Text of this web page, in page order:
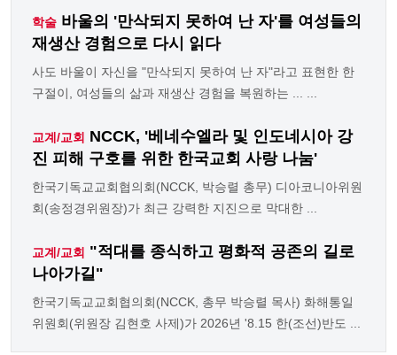
학술 바울의 '만삭되지 못하여 난 자'를 여성들의
재생산 경험으로 다시 읽다
사도 바울이 자신을 "만삭되지 못하여 난 자"라고 표현한 한
구절이, 여성들의 삶과 재생산 경험을 복원하는 ... ...
교계/교회 NCCK, '베네수엘라 및 인도네시아 강
진 피해 구호를 위한 한국교회 사랑 나눔'
한국기독교교회협의회(NCCK, 박승렬 총무) 디아코니아위원
회(송정경위원장)가 최근 강력한 지진으로 막대한 ...
교계/교회 "적대를 종식하고 평화적 공존의 길로
나아가길"
한국기독교교회협의회(NCCK, 총무 박승렬 목사) 화해통일
위원회(위원장 김현호 사제)가 2026년 '8.15 한(조선)반도 ...